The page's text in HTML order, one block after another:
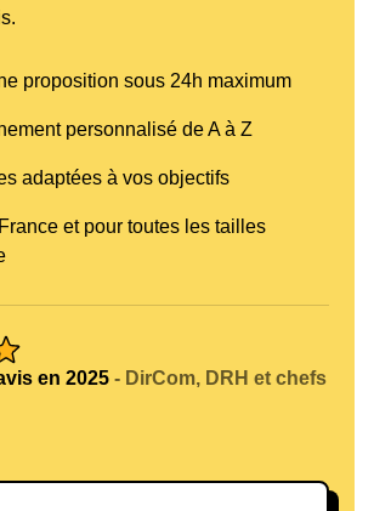
proposition sous 24h maximum
personnalisé de A à Z
adaptées à vos objectifs
et pour toutes les tailles
en 2025 - DirCom, DRH et chefs